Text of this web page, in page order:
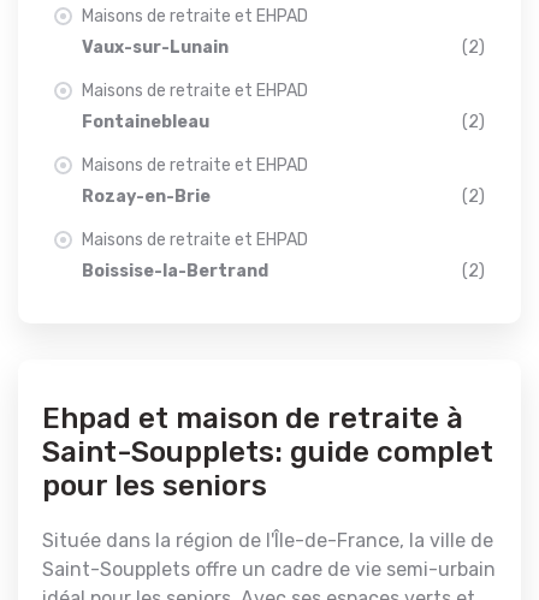
Maisons de retraite et EHPAD
Vaux-sur-Lunain
(2)
Maisons de retraite et EHPAD
Fontainebleau
(2)
Maisons de retraite et EHPAD
Rozay-en-Brie
(2)
Maisons de retraite et EHPAD
Boissise-la-Bertrand
(2)
Ehpad et maison de retraite à
Saint-Soupplets: guide complet
pour les seniors
Située dans la région de l'Île-de-France, la ville de
Saint-Soupplets offre un cadre de vie semi-urbain